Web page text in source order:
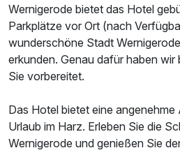
Wernigerode bietet das Hotel
Parkplätze vor Ort (nach
wunderschöne Stadt
erkunden. Genau dafür haben wir
Sie vorbereitet.
Das Hotel bietet eine
Urlaub im Harz. Erleben Sie die
Wernigerode und genießen Sie